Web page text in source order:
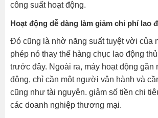
công suất hoạt động.
Hoạt động dễ dàng làm giảm chi phí lao
Đó cũng là nhờ năng suất tuyệt vời của
phép nó thay thế hàng chục lao động
trước đây. Ngoài ra, máy hoạt động gần
động, chỉ cần một người vận hành và
cũng như tài nguyên. giảm số tiền chi
các doanh nghiệp thương mại.